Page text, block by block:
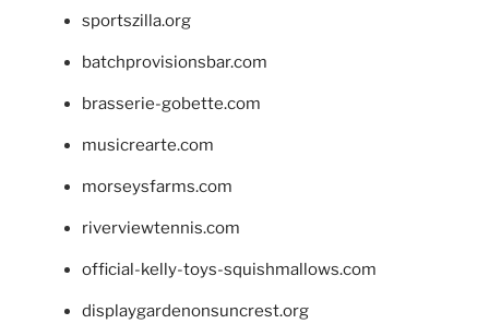
sportszilla.org
batchprovisionsbar.com
brasserie-gobette.com
musicrearte.com
morseysfarms.com
riverviewtennis.com
official-kelly-toys-squishmallows.com
displaygardenonsuncrest.org